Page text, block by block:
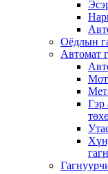
Оёдлын
Автомат
Гэр